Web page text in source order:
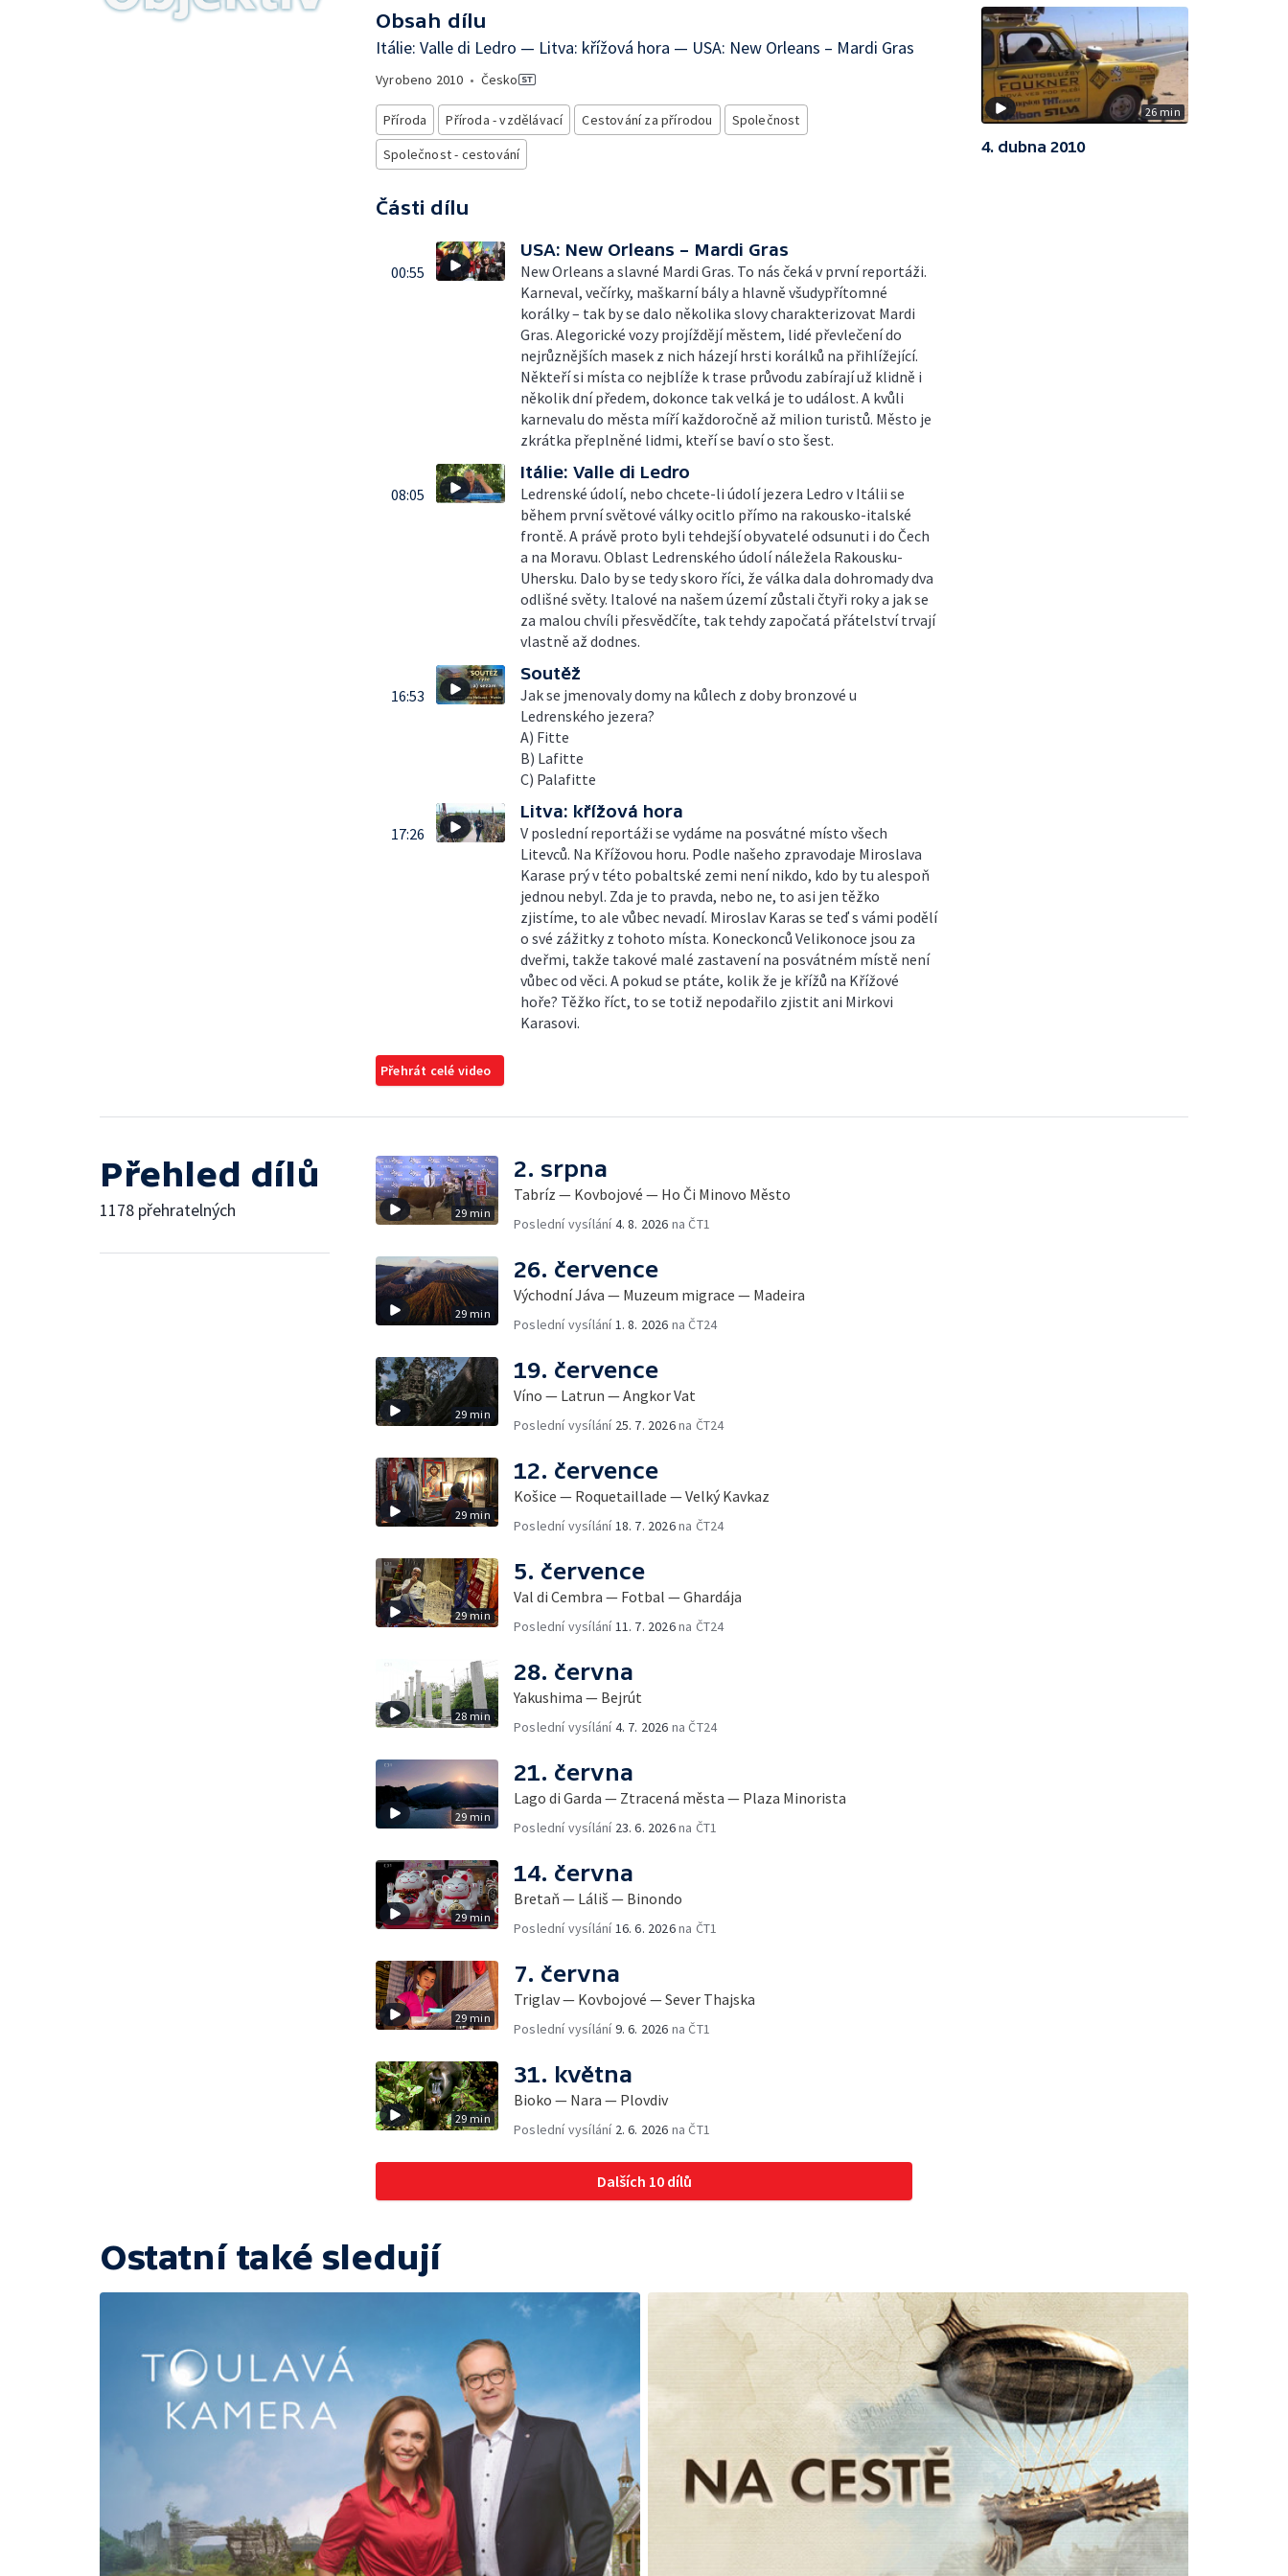
Obsah dílu
Itálie: Valle di Ledro — Litva: křížová hora — USA: New Orleans – Mardi Gras
Vyrobeno 2010 • Česko
Příroda Příroda - vzdělávací Cestování za přírodou
Společnost
Společnost - cestování
Části dílu
00:55
USA: New Orleans – Mardi Gras
New Orleans a slavné Mardi Gras. To nás čeká v první reportáži.
Karneval, večírky, maškarní bály a hlavně všudypřítomné
korálky – tak by se dalo několika slovy charakterizovat Mardi
Gras. Alegorické vozy projíždějí městem, lidé převlečení do
nejrůznějších masek z nich házejí hrsti korálků na přihlížející.
Někteří si místa co nejblíže k trase průvodu zabírají už klidně i
několik dní předem, dokonce tak velká je to událost. A kvůli
karnevalu do města míří každoročně až milion turistů. Město je
zkrátka přeplněné lidmi, kteří se baví o sto šest.
08:05
Itálie: Valle di Ledro
Ledrenské údolí, nebo chcete-li údolí jezera Ledro v Itálii se
během první světové války ocitlo přímo na rakousko-italské
frontě. A právě proto byli tehdejší obyvatelé odsunuti i do Čech
a na Moravu. Oblast Ledrenského údolí náležela Rakousku-
Uhersku. Dalo by se tedy skoro říci, že válka dala dohromady dva
odlišné světy. Italové na našem území zůstali čtyři roky a jak se
za malou chvíli přesvědčíte, tak tehdy započatá přátelství trvají
vlastně až dodnes.
16:53
Soutěž
Jak se jmenovaly domy na kůlech z doby bronzové u
Ledrenského jezera?
A) Fitte
B) Lafitte
C) Palafitte
17:26
Litva: křížová hora
V poslední reportáži se vydáme na posvátné místo všech
Litevců. Na Křížovou horu. Podle našeho zpravodaje Miroslava
Karase prý v této pobaltské zemi není nikdo, kdo by tu alespoň
jednou nebyl. Zda je to pravda, nebo ne, to asi jen těžko
zjistíme, to ale vůbec nevadí. Miroslav Karas se teď s vámi podělí
o své zážitky z tohoto místa. Koneckonců Velikonoce jsou za
dveřmi, takže takové malé zastavení na posvátném místě není
vůbec od věci. A pokud se ptáte, kolik že je křížů na Křížové
hoře? Těžko říct, to se totiž nepodařilo zjistit ani Mirkovi
Karasovi.
Přehrát celé video
26 min
4. dubna 2010
Přehled dílů
1178 přehratelných 29 min
2. srpna
Tabríz — Kovbojové — Ho Či Minovo Město
Poslední vysílání4. 8. 2026 na ČT1
29 min
26. července
Východní Jáva — Muzeum migrace — Madeira
Poslední vysílání1. 8. 2026 na ČT24
29 min
19. července
Víno — Latrun — Angkor Vat
Poslední vysílání 25. 7. 2026na ČT24
29 min
12. července
Košice — Roquetaillade — Velký Kavkaz
Poslední vysílání18. 7. 2026na ČT24
29 min
5. července
Val di Cembra — Fotbal — Ghardája
Poslední vysílání11. 7. 2026na ČT24
28 min
28. června
Yakushima — Bejrút
Poslední vysílání4. 7. 2026 na ČT24
29 min
21. června
Lago di Garda — Ztracená města — Plaza Minorista
Poslední vysílání 23. 6. 2026na ČT1
29 min
14. června
Bretaň — Láliš — Binondo
Poslední vysílání16. 6. 2026na ČT1
29 min
7. června
Triglav — Kovbojové — Sever Thajska
Poslední vysílání9. 6. 2026 na ČT1
29 min
31. května
Bioko — Nara — Plovdiv
Poslední vysílání 2. 6. 2026 na ČT1
Dalších 10 dílů
Ostatní také sledují